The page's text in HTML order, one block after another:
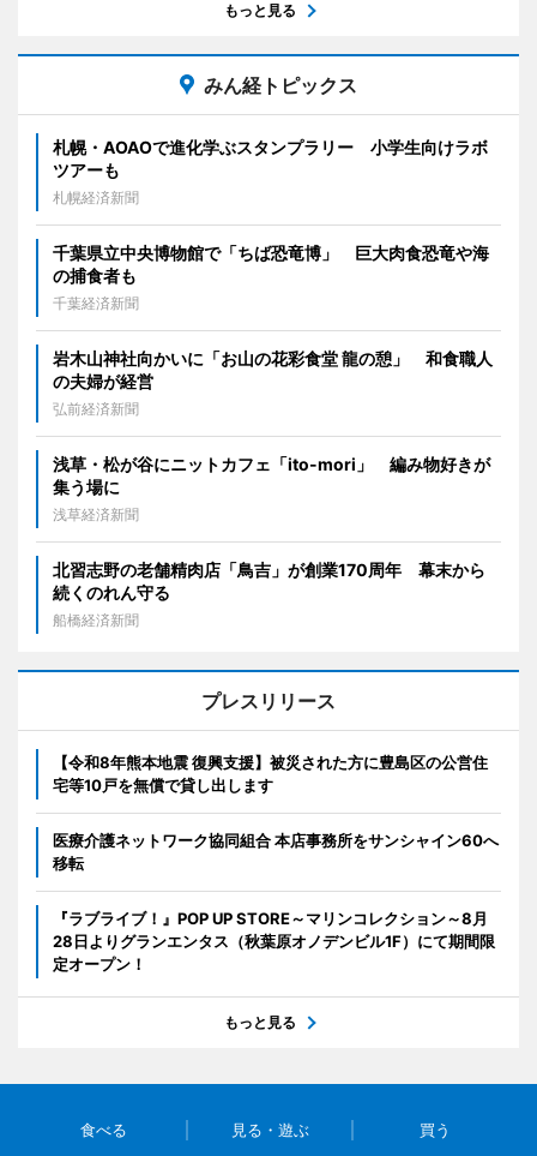
もっと見る
みん経トピックス
札幌・AOAOで進化学ぶスタンプラリー 小学生向けラボ
ツアーも
札幌経済新聞
千葉県立中央博物館で「ちば恐竜博」 巨大肉食恐竜や海
の捕食者も
千葉経済新聞
岩木山神社向かいに「お山の花彩食堂 龍の憩」 和食職人
の夫婦が経営
弘前経済新聞
浅草・松が谷にニットカフェ「ito-mori」 編み物好きが
集う場に
浅草経済新聞
北習志野の老舗精肉店「鳥吉」が創業170周年 幕末から
続くのれん守る
船橋経済新聞
プレスリリース
【令和8年熊本地震 復興支援】被災された方に豊島区の公営住
宅等10戸を無償で貸し出します
医療介護ネットワーク協同組合 本店事務所をサンシャイン60へ
移転
『ラブライブ！』POP UP STORE～マリンコレクション～8月
28日よりグランエンタス（秋葉原オノデンビル1F）にて期間限
定オープン！
もっと見る
食べる 見る・遊ぶ 買う